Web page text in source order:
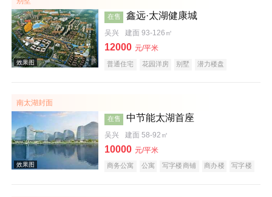
效果图
在售 鑫远·太湖健康城
吴兴 建面 93-126㎡
12000 元/平米
普通住宅 花园洋房 别墅
潜力楼盘
南太湖封面
在售 中节能太湖首座
吴兴 建面 58-92㎡
10000 元/平米
商务公寓 公寓 写字楼商铺 商办楼
写字楼